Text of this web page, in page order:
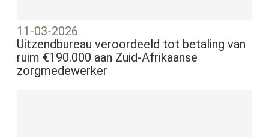
11-03-2026
Uitzendbureau veroordeeld tot betaling van
ruim €190.000 aan Zuid-Afrikaanse
zorgmedewerker